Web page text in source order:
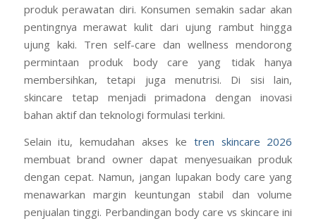
produk perawatan diri. Konsumen semakin sadar akan
pentingnya merawat kulit dari ujung rambut hingga
ujung kaki. Tren self-care dan wellness mendorong
permintaan produk body care yang tidak hanya
membersihkan, tetapi juga menutrisi. Di sisi lain,
skincare tetap menjadi primadona dengan inovasi
bahan aktif dan teknologi formulasi terkini.
Selain itu, kemudahan akses ke tren skincare 2026
membuat brand owner dapat menyesuaikan produk
dengan cepat. Namun, jangan lupakan body care yang
menawarkan margin keuntungan stabil dan volume
penjualan tinggi. Perbandingan body care vs skincare ini